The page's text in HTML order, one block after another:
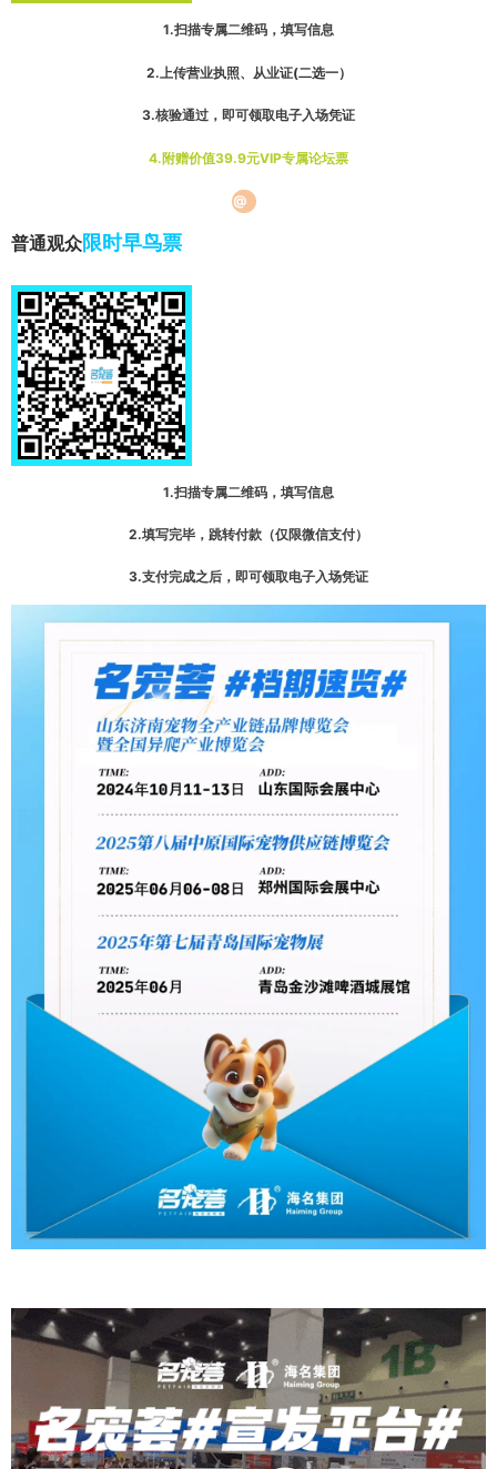
1.扫描专属二维码，填写信息
2.上传营业执照、从业证(二选一）
3.核验通过，即可领取电子入场凭证
4.附赠价值39.9元VIP专属论坛票
@
普通观众限时早鸟票
1.扫描专属二维码，填写信息
2.填写完毕，跳转付款（仅限微信支付）
3.支付完成之后，即可领取电子入场凭证